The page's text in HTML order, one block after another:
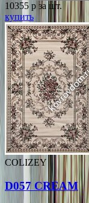
10355 p за шт.
купить
COLIZEY
D057 CREAM